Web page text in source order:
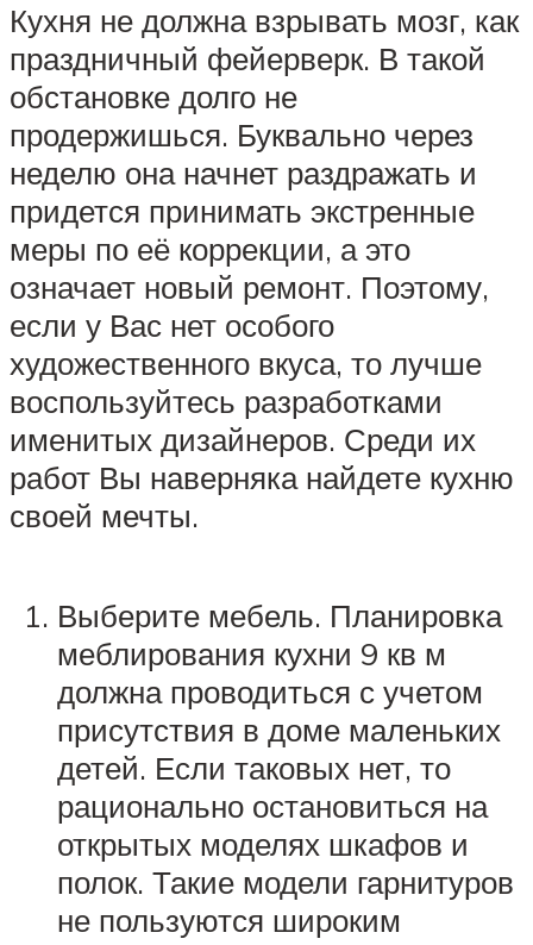
Кухня не должна взрывать мозг, как
праздничный фейерверк. В такой
обстановке долго не
продержишься. Буквально через
неделю она начнет раздражать и
придется принимать экстренные
меры по её коррекции, а это
означает новый ремонт. Поэтому,
если у Вас нет особого
художественного вкуса, то лучше
воспользуйтесь разработками
именитых дизайнеров. Среди их
работ Вы наверняка найдете кухню
своей мечты.
Выберите мебель. Планировка
меблирования кухни 9 кв м
должна проводиться с учетом
присутствия в доме маленьких
детей. Если таковых нет, то
рационально остановиться на
открытых моделях шкафов и
полок. Такие модели гарнитуров
не пользуются широким